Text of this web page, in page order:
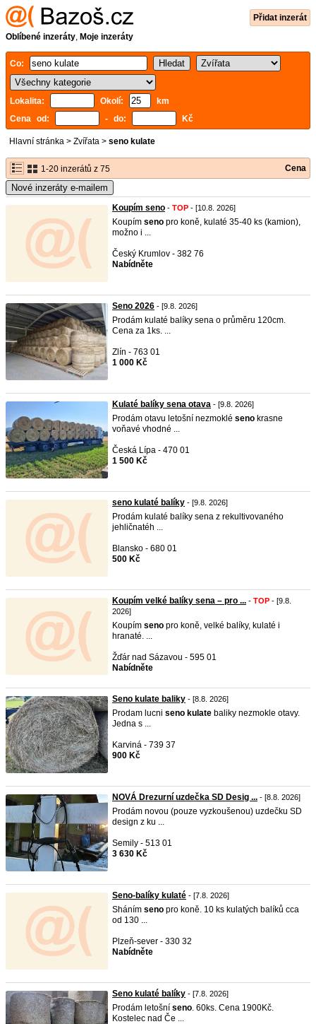
Přidat inzerát
Oblíbené inzeráty, Moje inzeráty
Co:
Lokalita: Okolí:
km
Cena od:
- do: Kč
Hlavní stránka > Zvířata > seno kulate
1-20 inzerátů z 75 Cena
Nové inzeráty e-mailem
Koupím seno - TOP - [10.8. 2026]
Koupím seno pro koně, kulaté 35-40 ks (kamion),
možno i ...
Český Krumlov - 382 76
Nabídněte
Seno 2026 - [9.8. 2026]
Prodám kulaté balíky sena o průměru 120cm.
Cena za 1ks. ...
Zlín - 763 01
1 000 Kč
Kulaté balíky sena otava - [9.8. 2026]
Prodám otavu letošní nezmoklé seno krasne
voňavé vhodné ...
Česká Lípa - 470 01
1 500 Kč
seno kulaté balíky - [9.8. 2026]
Prodám kulaté balíky sena z rekultivovaného
jehličnatéh ...
Blansko - 680 01
500 Kč
Koupím velké balíky sena – pro ... - TOP - [9.8.
2026]
Koupím seno pro koně, velké balíky, kulaté i
hranaté. ...
Žďár nad Sázavou - 595 01
Nabídněte
Seno kulate baliky - [8.8. 2026]
Prodam lucni seno kulate baliky nezmokle otavy.
Jedna s ...
Karviná - 739 37
900 Kč
NOVÁ Drezurní uzdečka SD Desig ... - [8.8. 2026]
Prodám novou (pouze vyzkoušenou) uzdečku SD
design z ku ...
Semily - 513 01
3 630 Kč
Seno-balíky kulaté - [7.8. 2026]
Sháním seno pro koně. 10 ks kulatých balíků cca
od 130 ...
Plzeň-sever - 330 32
Nabídněte
Seno kulaté balíky - [7.8. 2026]
Prodám letošní seno. 60ks. Cena 1900Kč.
Kostelec nad Če ...